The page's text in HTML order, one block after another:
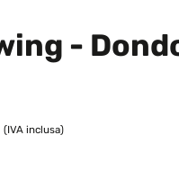
-
(IVA inclusa)